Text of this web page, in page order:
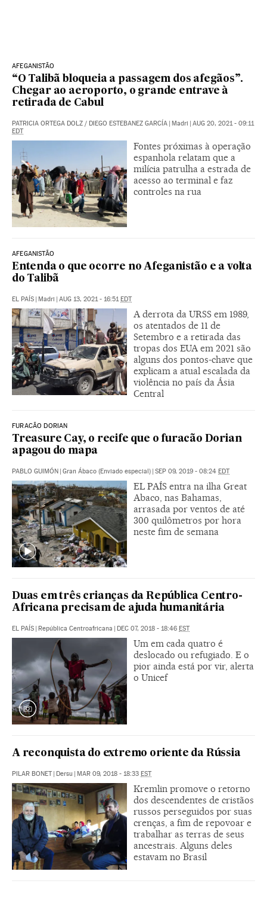
AFEGANISTÃO
“O Talibã bloqueia a passagem dos afegãos”.
Chegar ao aeroporto, o grande entrave à
retirada de Cabul
PATRICIA ORTEGA DOLZ / DIEGO ESTEBANEZ GARCÍA Madri
AUG 20, 2021 - 09:11
EDT
Fontes próximas à operação
espanhola relatam que a
milícia patrulha a estrada de
acesso ao terminal e faz
controles na rua
AFEGANISTÃO
Entenda o que ocorre no Afeganistão e a volta
do Talibã
EL PAÍS Madri AUG 13, 2021 - 16:51 EDT
A derrota da URSS em 1989,
os atentados de 11 de
Setembro e a retirada das
tropas dos EUA em 2021 são
alguns dos pontos-chave que
explicam a atual escalada da
violência no país da Ásia
Central
FURACÃO DORIAN
Treasure Cay, o recife que o furacão Dorian
apagou do mapa
PABLO GUIMÓN Gran Ábaco (Enviado especial) SEP 09, 2019 - 08:24 EDT
EL PAÍS entra na ilha Great
Abaco, nas Bahamas,
arrasada por ventos de até
300 quilômetros por hora
neste fim de semana
Duas em três crianças da República Centro-
Africana precisam de ajuda humanitária
EL PAÍS | República Centroafricana | DEC 07, 2018 - 18:46 EST
Um em cada quatro é
deslocado ou refugiado. E o
pior ainda está por vir, alerta
o Unicef
A reconquista do extremo oriente da Rússia
PILAR BONET | Dersu | MAR 09, 2018 - 18:33 EST
Kremlin promove o retorno
dos descendentes de cristãos
russos perseguidos por suas
crenças, a fim de repovoar e
trabalhar as terras de seus
ancestrais. Alguns deles
estavam no Brasil